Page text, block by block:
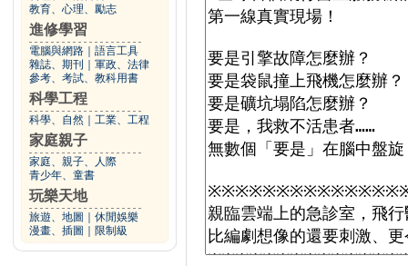
教育、心理、勵志
進修學習
電腦與網路
語言工具
雜誌、期刊
軍政、法律
參考、考試、教科用書
科學工程
科學、自然 工業、工程
家庭親子
家庭、親子、人際
青少年、童書
玩樂天地
旅遊、地圖
休閒娛樂
漫畫、插圖
限制級